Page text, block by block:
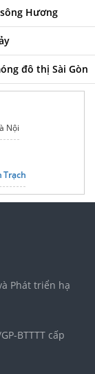
Hương
đô thị Sài Gòn
Nội
Trạch
Phát triển hạ
BTTTT cấp